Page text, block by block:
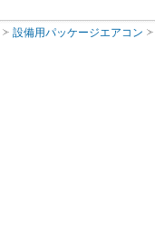
設備用パッケージエアコン